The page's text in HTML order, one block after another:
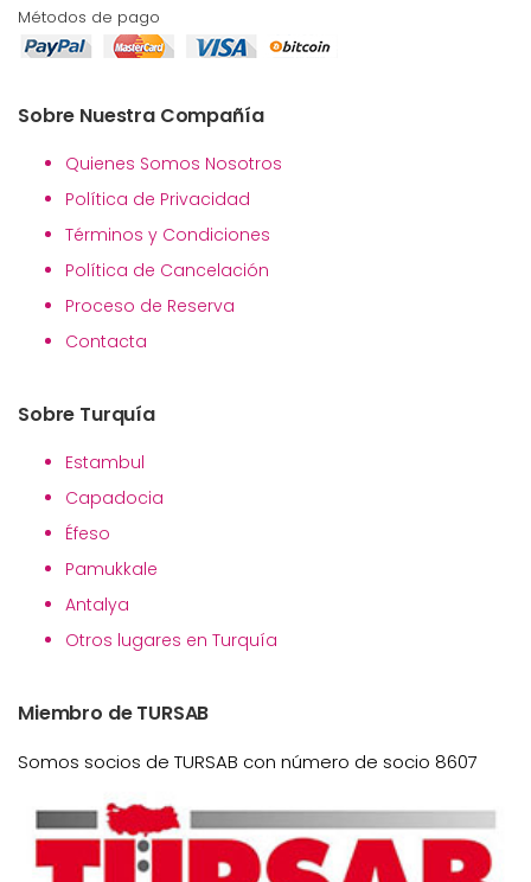
Métodos de pago
Sobre Nuestra Compañía
Quienes Somos Nosotros
Política de Privacidad
Términos y Condiciones
Política de Cancelación
Proceso de Reserva
Contacta
Sobre Turquía
Estambul
Capadocia
Éfeso
Pamukkale
Antalya
Otros lugares en Turquía
Miembro de TURSAB
Somos socios de TURSAB con número de socio 8607